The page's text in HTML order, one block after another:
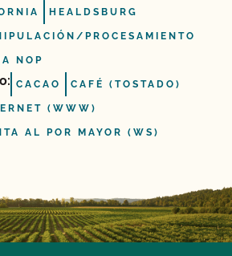
HEALDSBURG
PROCESAMIENTO
NOP
CACAO CAFÉ (TOSTADO)
(WWW)
AL POR MAYOR (WS)